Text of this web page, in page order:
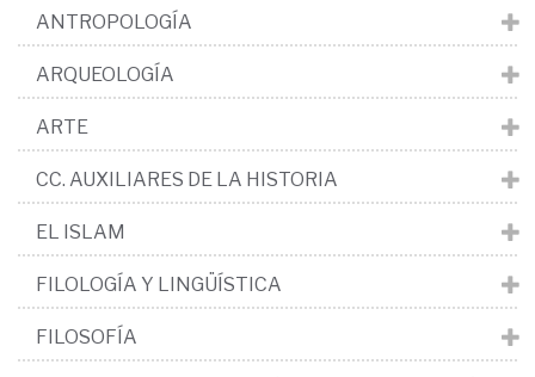
ANTROPOLOGÍA
ARQUEOLOGÍA
ARTE
CC. AUXILIARES DE LA HISTORIA
EL ISLAM
FILOLOGÍA Y LINGÜÍSTICA
FILOSOFÍA